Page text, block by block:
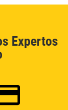
Expertos